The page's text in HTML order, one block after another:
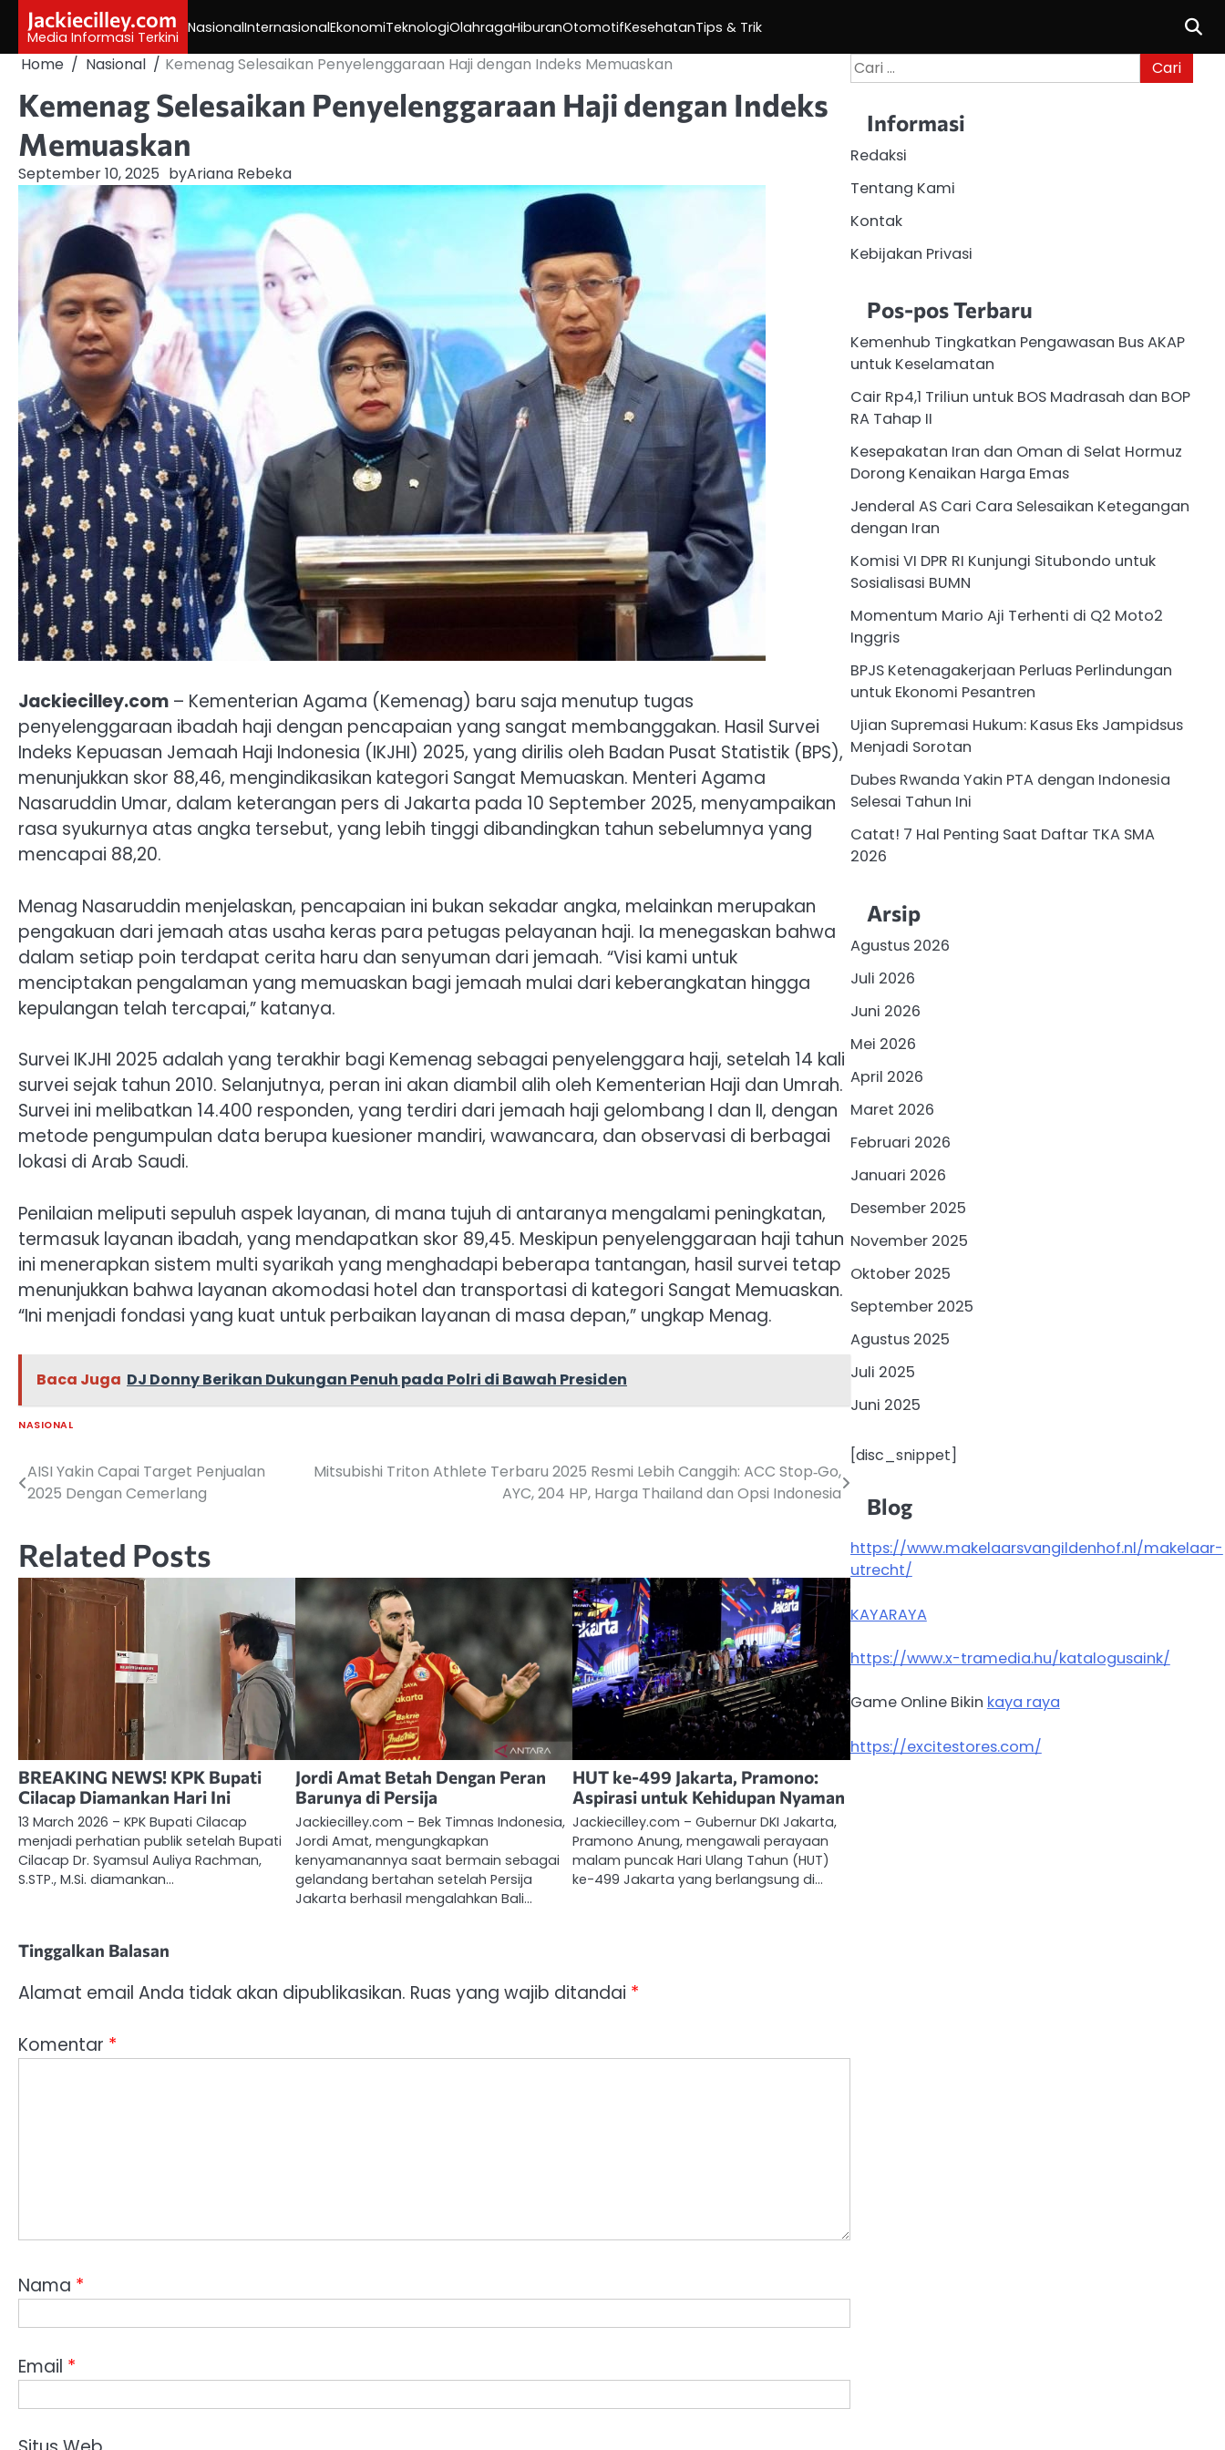
content
Jackiecilley.com
Media Informasi Terkini
NasionalInternasionalEkonomiTeknologiOlahragaHiburanOtomotifKesehatanTips & Trik
Home Nasional Kemenag Selesaikan Penyelenggaraan Haji dengan Indeks Memuaskan
Kemenag Selesaikan Penyelenggaraan Haji dengan Indeks
Memuaskan
September 10, 2025 byAriana Rebeka
Jackiecilley.com – Kementerian Agama (Kemenag) baru saja menutup tugas
penyelenggaraan ibadah haji dengan pencapaian yang sangat membanggakan. Hasil Survei
Indeks Kepuasan Jemaah Haji Indonesia (IKJHI) 2025, yang dirilis oleh Badan Pusat Statistik (BPS),
menunjukkan skor 88,46, mengindikasikan kategori Sangat Memuaskan. Menteri Agama
Nasaruddin Umar, dalam keterangan pers di Jakarta pada 10 September 2025, menyampaikan
rasa syukurnya atas angka tersebut, yang lebih tinggi dibandingkan tahun sebelumnya yang
mencapai 88,20.
Menag Nasaruddin menjelaskan, pencapaian ini bukan sekadar angka, melainkan merupakan
pengakuan dari jemaah atas usaha keras para petugas pelayanan haji. Ia menegaskan bahwa
dalam setiap poin terdapat cerita haru dan senyuman dari jemaah. “Visi kami untuk
menciptakan pengalaman yang memuaskan bagi jemaah mulai dari keberangkatan hingga
kepulangan telah tercapai,” katanya.
Survei IKJHI 2025 adalah yang terakhir bagi Kemenag sebagai penyelenggara haji, setelah 14 kali
survei sejak tahun 2010. Selanjutnya, peran ini akan diambil alih oleh Kementerian Haji dan Umrah.
Survei ini melibatkan 14.400 responden, yang terdiri dari jemaah haji gelombang I dan II, dengan
metode pengumpulan data berupa kuesioner mandiri, wawancara, dan observasi di berbagai
lokasi di Arab Saudi.
Penilaian meliputi sepuluh aspek layanan, di mana tujuh di antaranya mengalami peningkatan,
termasuk layanan ibadah, yang mendapatkan skor 89,45. Meskipun penyelenggaraan haji tahun
ini menerapkan sistem multi syarikah yang menghadapi beberapa tantangan, hasil survei tetap
menunjukkan bahwa layanan akomodasi hotel dan transportasi di kategori Sangat Memuaskan.
“Ini menjadi fondasi yang kuat untuk perbaikan layanan di masa depan,” ungkap Menag.
Baca Juga DJ Donny Berikan Dukungan Penuh pada Polri di Bawah Presiden
NASIONAL
Navigasi
AISI Yakin Capai Target Penjualan
2025 Dengan Cemerlang
Mitsubishi Triton Athlete Terbaru 2025 Resmi Lebih Canggih: ACC Stop‑Go,
AYC, 204 HP, Harga Thailand dan Opsi Indonesia
Related Posts
BREAKING NEWS! KPK Bupati
Cilacap Diamankan Hari Ini
13 March 2026 – KPK Bupati Cilacap
menjadi perhatian publik setelah Bupati
Cilacap Dr. Syamsul Auliya Rachman,
S.STP., M.Si. diamankan…
Jordi Amat Betah Dengan Peran
Barunya di Persija
Jackiecilley.com – Bek Timnas Indonesia,
Jordi Amat, mengungkapkan
kenyamanannya saat bermain sebagai
gelandang bertahan setelah Persija
Jakarta berhasil mengalahkan Bali…
HUT ke-499 Jakarta, Pramono:
Aspirasi untuk Kehidupan Nyaman
Jackiecilley.com – Gubernur DKI Jakarta,
Pramono Anung, mengawali perayaan
malam puncak Hari Ulang Tahun (HUT)
ke-499 Jakarta yang berlangsung di…
Tinggalkan Balasan
Alamat email Anda tidak akan dipublikasikan. Ruas yang wajib ditandai *
Komentar *
Nama *
Email *
Cari
untuk:
Informasi
Redaksi
Tentang Kami
Kontak
Kebijakan Privasi
Pos-pos Terbaru
Kemenhub Tingkatkan Pengawasan Bus AKAP
untuk Keselamatan
Cair Rp4,1 Triliun untuk BOS Madrasah dan BOP
RA Tahap II
Kesepakatan Iran dan Oman di Selat Hormuz
Dorong Kenaikan Harga Emas
Jenderal AS Cari Cara Selesaikan Ketegangan
dengan Iran
Komisi VI DPR RI Kunjungi Situbondo untuk
Sosialisasi BUMN
Momentum Mario Aji Terhenti di Q2 Moto2
Inggris
BPJS Ketenagakerjaan Perluas Perlindungan
untuk Ekonomi Pesantren
Ujian Supremasi Hukum: Kasus Eks Jampidsus
Menjadi Sorotan
Dubes Rwanda Yakin PTA dengan Indonesia
Selesai Tahun Ini
Catat! 7 Hal Penting Saat Daftar TKA SMA
2026
Arsip
Agustus 2026
Juli 2026
Juni 2026
Mei 2026
April 2026
Maret 2026
Februari 2026
Januari 2026
Desember 2025
November 2025
Oktober 2025
September 2025
Agustus 2025
Juli 2025
Juni 2025
[disc_snippet]
Blog
https://www.makelaarsvangildenhof.nl/makelaar-
utrecht/
KAYARAYA
https://www.x-tramedia.hu/katalogusaink/
Game Online Bikin kaya raya
https://excitestores.com/